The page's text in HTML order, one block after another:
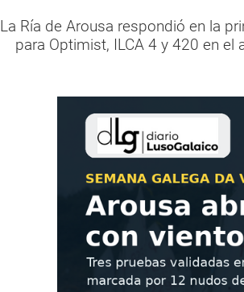
La Ría de Arousa respondió en la
para Optimist, ILCA 4 y 420 en el